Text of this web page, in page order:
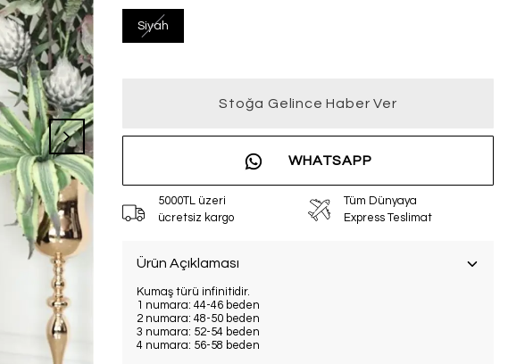
Siyah
Stoğa Gelince Haber Ver
WHATSAPP
5000TL üzeri
ücretsiz kargo
Tüm Dünyaya
Express Teslimat
Ürün Açıklaması
Kumaş türü infinitidir.
1 numara: 44-46 beden
2 numara: 48-50 beden
3 numara: 52-54 beden
4 numara: 56-58 beden